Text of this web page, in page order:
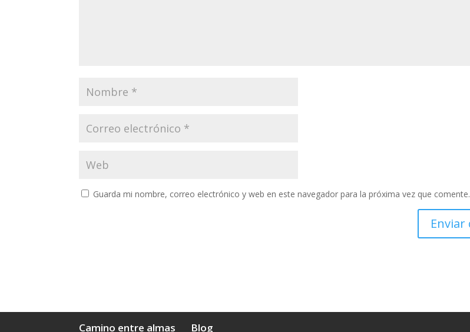
Guarda mi nombre, correo electrónico y web en este navegador para la próxima vez que comente.
Camino entre almas Blog